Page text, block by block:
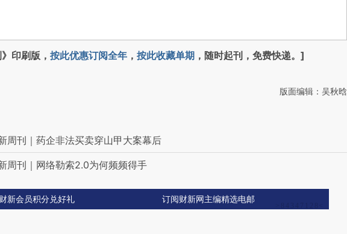
印刷版， 按此优惠订阅全年 ， 按此收藏单期 ，随时起刊，免费快递。]
版面编辑：吴秋晗
周刊｜药企非法买卖穿山甲大案幕后
周刊｜网络勒索2.0为何频频得手
财新会员积分兑好礼 订阅财新网主编精选电邮